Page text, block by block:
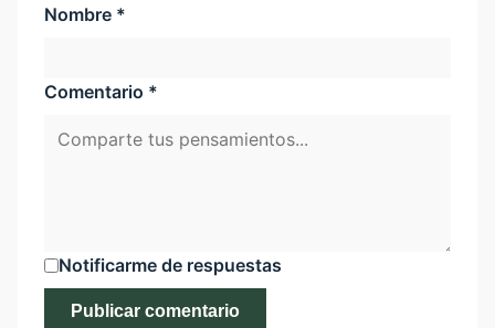
Nombre *
Comentario *
Notificarme de respuestas
Publicar comentario